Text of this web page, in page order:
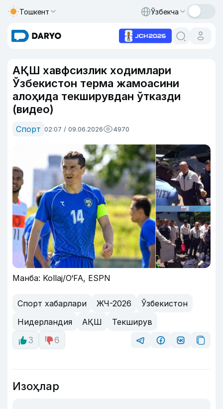
Тошкент Ўзбекча
АҚШ хавфсизлик ходимлари
Ўзбекистон терма жамоасини
алоҳида текширувдан ўтказди
(видео)
Спорт 02:07 / 09.06.2026 4970
Манба: Kollaj/O‘FA, ESPN
Спорт хабарлари ЖЧ-2026
Ўзбекистон
Нидерландия
АҚШ
Текширув
3
6
Изоҳлар